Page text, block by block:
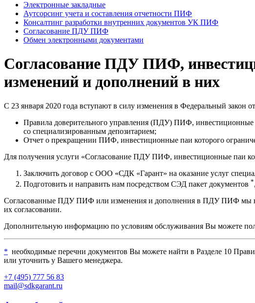
Электронные закладные
Аутсорсинг учета и составления отчетности ПИФ
Консалтинг разработки внутренних документов УК ПИФ
Согласование ПДУ ПИФ
Обмен электронными документами
Согласование ПДУ ПИФ,
изменений и дополнений в них
С 23 января 2020 года вступают в силу изменения в Федеральный
Правила доверительного управления (ПДУ) ПИФ, инвестиционные
со специализированным депозитарием;
Отчет о прекращении ПИФ, инвестиционные паи которого
Для получения услуги «Согласование ПДУ ПИФ, инвестиционные паи
Заключить договор с ООО «СДК «Гарант» на оказание услуг
Подготовить и направить нам посредством СЭД пакет документов *
Согласованные ПДУ ПИФ или изменения и дополнения в ПДУ ПИФ мы
их согласовании.
Дополнительную информацию по условиям обслуживания Вы можете
* необходимые перечни документов Вы можете найти в Разделе 10
или уточнить у Вашего менеджера.
+7 (495) 777 56 83
mail@sdkgarant.ru